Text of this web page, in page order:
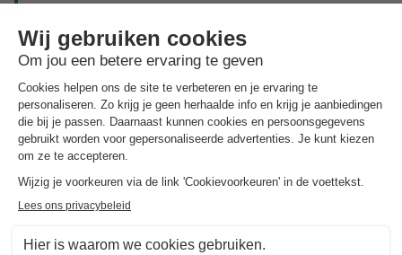
De 5-sterren campingLa Vallée is ideaal gelegen in Houlgate,
een charmante badplaats in Calvados aan de
Côte Fleurie
Normandië. De camping is genesteld in de heuvels, biedt een
mooi uitzicht over de vallei en ligt op ongeveer 1,5 km van de
zandstranden en het stadscentrum van Houlgate, die
gemakkelijk bereikbaar zijn met de auto. Het is een perfecte
uitvalsbasis om de vele attracties van de regio te verkennen,
waaronder de beroemde steden
locaties van deD-Day landingsstranden. De camping heeft